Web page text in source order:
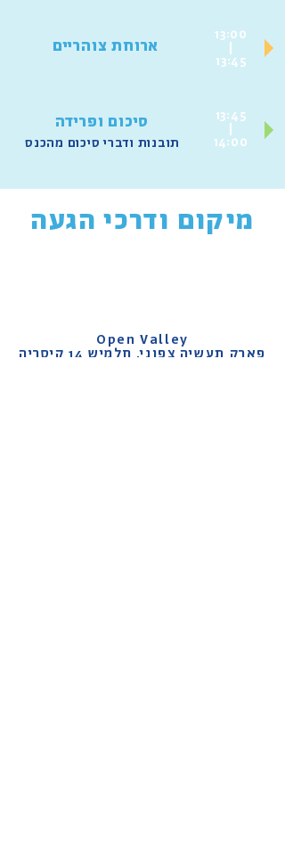
ארוחת צוהריים
13:00
13:45
סיכום ופרידה
תובנות ודברי סיכום מהכנס
13:45
14:00
מיקום ודרכי הגעה
Open Valley
פארק תעשיה צפוני, חלמיש 14 קיסריה